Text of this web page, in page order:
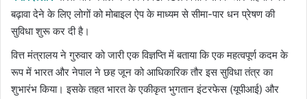
बढ़ावा देने के लिए लोगों को मोबाइल ऐप के माध्यम से सीमा-पार धन प्रेषण की
सुविधा शुरू कर दी है।
वित्त मंत्रालय ने गुरुवार को जारी एक विज्ञप्ति में बताया कि एक महत्वपूर्ण कदम के
रूप में भारत और नेपाल ने छह जून को आधिकारिक तौर इस सुविधा तंत्र का
शुभारंभ किया। इसके तहत भारत के एकीकृत भुगतान इंटरफेस (यूपीआई) और